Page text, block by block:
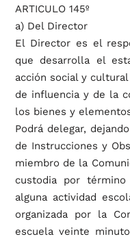
ARTICULO 145º
a) Del Director
El Director es el
que desarrolla el
acción social y
de influencia y de la
los bienes y
Podrá delegar,
de Instrucciones y
miembro de la
custodia por
alguna actividad
organizada por la
escuela veinte